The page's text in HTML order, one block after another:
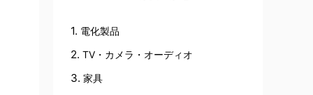
電化製品
TV・カメラ・オーディオ
家具